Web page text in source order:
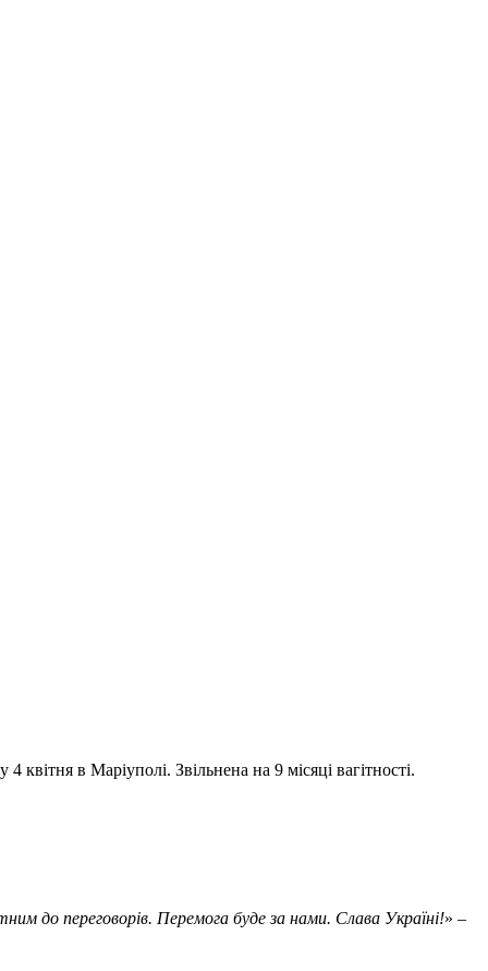
в Маріуполі. Звільнена на 9 місяці вагітності.
до переговорів. Перемога буде за нами. Слава Україні!» –